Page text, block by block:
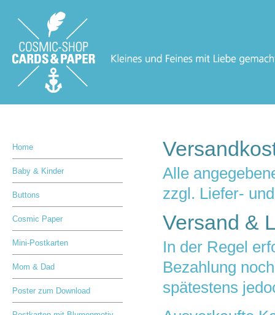
Home
Baby & Kinder
Buttons
Cosmic Paper
Mini-Postkarten
Mom & Dad
Poster zum Download
Alle
zzgl. Liefer-
Versand &
In der Regel
Bezahlung
spätestens